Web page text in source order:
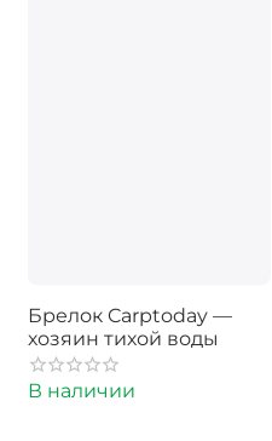
Брелок Carptoday —
хозяин тихой воды
В наличии